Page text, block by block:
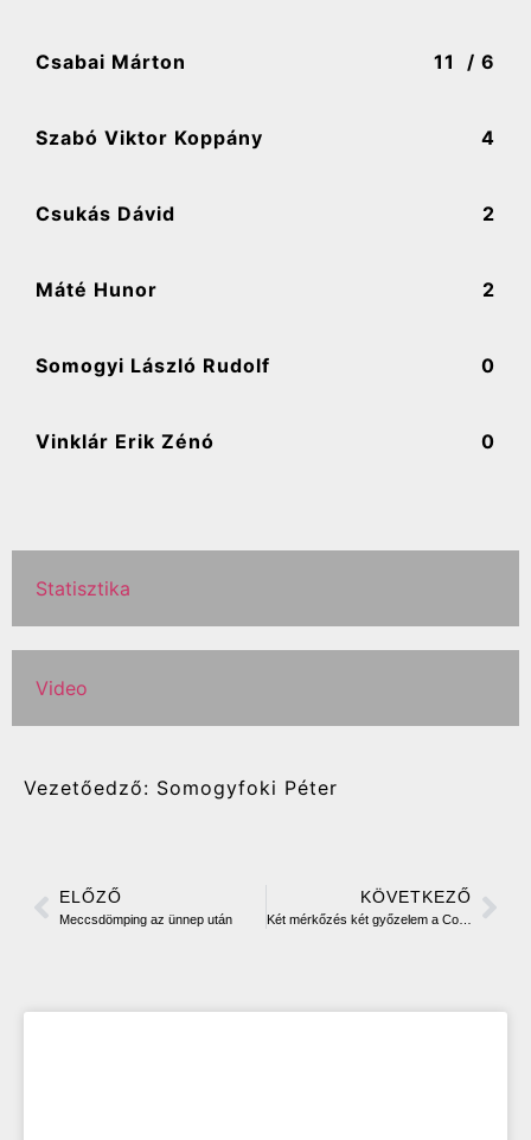
Csabai Márton 11 / 6
Szabó Viktor Koppány 4
Csukás Dávid 2
Máté Hunor 2
Somogyi László Rudolf 0
Vinklár Erik Zénó 0
Statisztika
Video
Vezetőedző: Somogyfoki Péter
ELŐZŐ
Meccsdömping az ünnep után
KÖVETKEZŐ
Két mérkőzés két győzelem a Cougars hétvégi mérlege